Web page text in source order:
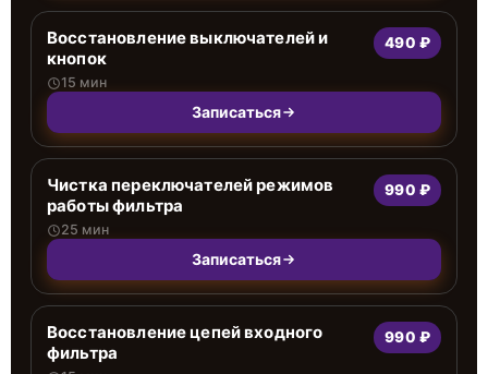
Восстановление выключателей и
кнопок
15 мин
490 ₽
Записаться
Чистка переключателей режимов
работы фильтра
25 мин
990 ₽
Записаться
Восстановление цепей входного
фильтра
990 ₽